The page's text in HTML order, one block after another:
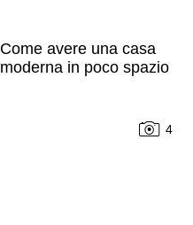
Come avere una casa
moderna in poco spazio
4